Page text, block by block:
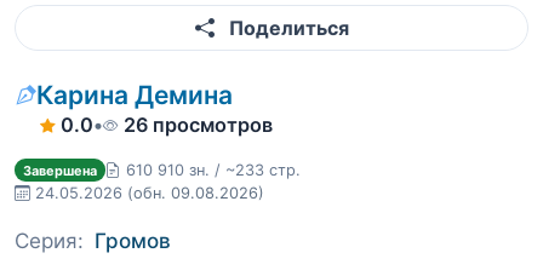
Поделиться
Карина Демина
0.0• 26 просмотров
Завершена
610 910 зн. / ~233 стр.
24.05.2026 (обн. 09.08.2026)
Серия: Громов